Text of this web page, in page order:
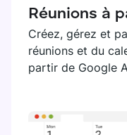
Réunions à
Créez, gérez et
réunions et du
partir de Google